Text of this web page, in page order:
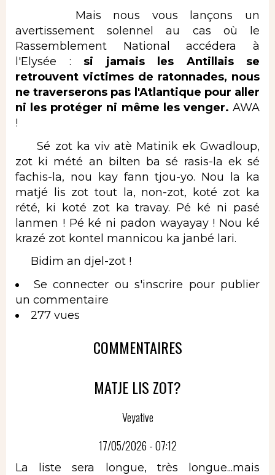
Mais nous vous lançons un
avertissement solennel au cas où le
Rassemblement National accédera à
l'Elysée : si jamais les Antillais se
retrouvent victimes de ratonnades, nous
ne traverserons pas l'Atlantique pour aller
ni les protéger ni même les venger. AWA
!
Sé zot ka viv atè Matinik ek Gwadloup,
zot ki mété an bilten ba sé rasis-la ek sé
fachis-la, nou kay fann tjou-yo. Nou la ka
matjé lis zot tout la, non-zot, koté zot ka
rété, ki koté zot ka travay. Pé ké ni pasé
lanmen ! Pé ké ni padon wayayay ! Nou ké
krazé zot kontel mannicou ka janbé lari.
Bidim an djel-zot !
Se connecter ou s'inscrire pour publier
un commentaire
277 vues
COMMENTAIRES
MATJE LIS ZOT?
Veyative
17/05/2026 - 07:12
La liste sera longue, très longue...mais